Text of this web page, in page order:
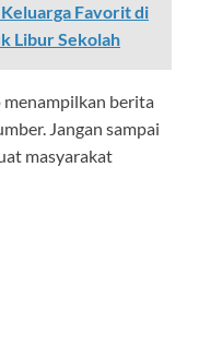
Favorit di
Libur Sekolah
menampilkan berita
Jangan sampai
masyarakat